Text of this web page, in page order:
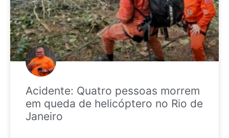
Acidente: Quatro pessoas morrem
em queda de helicóptero no Rio de
Janeiro